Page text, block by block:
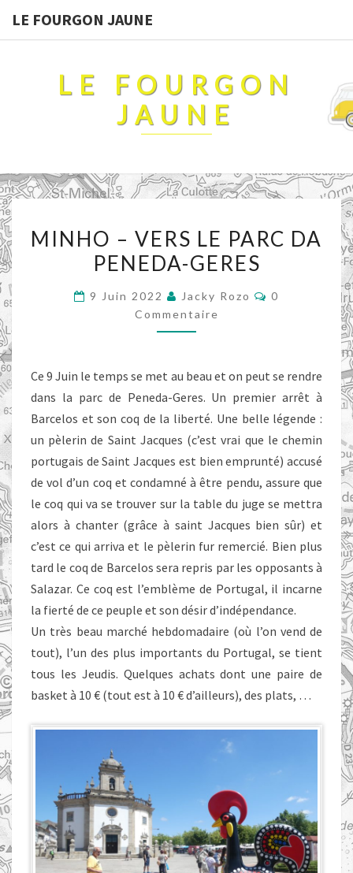
LE FOURGON JAUNE
LE FOURGON
JAUNE
–
VERS
PARC
DA
GERES
MINHO – VERS LE PARC DA
PENEDA-GERES
9 Juin 2022 Jacky Rozo
0
Commentaire
Ce 9 Juin le temps se met au beau et on peut se rendre
dans la parc de Peneda-Geres. Un premier arrêt à
Barcelos et son coq de la liberté. Une belle légende :
un pèlerin de Saint Jacques (c’est vrai que le chemin
portugais de Saint Jacques est bien emprunté) accusé
de vol d’un coq et condamné à être pendu, assure que
le coq qui va se trouver sur la table du juge se mettra
alors à chanter (grâce à saint Jacques bien sûr) et
c’est ce qui arriva et le pèlerin fur remercié. Bien plus
tard le coq de Barcelos sera repris par les opposants à
Salazar. Ce coq est l’emblème de Portugal, il incarne
la fierté de ce peuple et son désir d’indépendance.
Un très beau marché hebdomadaire (où l’on vend de
tout), l’un des plus importants du Portugal, se tient
tous les Jeudis. Quelques achats dont une paire de
basket à 10 € (tout est à 10 € d’ailleurs), des plats, …